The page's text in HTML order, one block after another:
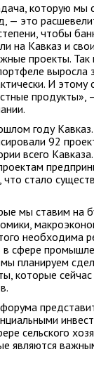
которую мы
— это
чтобы
на Кавказ и
проекты. Так
выросла
И этому
продукты»,
году
92
всего
что стало
мы ставим на
необходима
сфере
планируем
которые
сельского
являются